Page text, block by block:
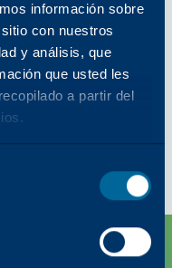
información sobre
con nuestros
y análisis, que
que usted les
a partir del
cerca de